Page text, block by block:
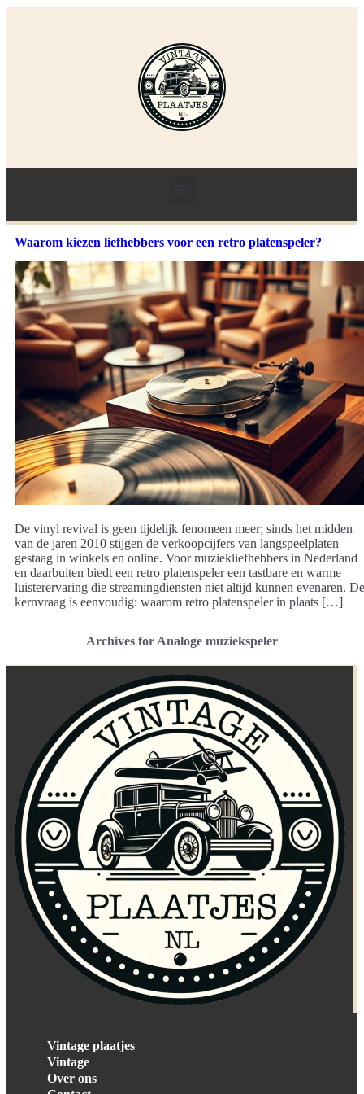
Waarom kiezen liefhebbers voor een retro platenspeler?
De vinyl revival is geen tijdelijk fenomeen meer; sinds het midden
van de jaren 2010 stijgen de verkoopcijfers van langspeelplaten
gestaag in winkels en online. Voor muziekliefhebbers in Nederland
en daarbuiten biedt een retro platenspeler een tastbare en warme
luisterervaring die streamingdiensten niet altijd kunnen evenaren. De
kernvraag is eenvoudig: waarom retro platenspeler in plaats […]
Archives for Analoge muziekspeler
Vintage plaatjes
Vintage
Over ons